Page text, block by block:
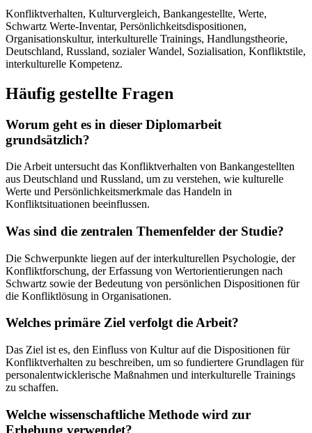
Konfliktverhalten, Kulturvergleich, Bankangestellte, Werte,
Schwartz Werte-Inventar, Persönlichkeitsdispositionen,
Organisationskultur, interkulturelle Trainings, Handlungstheorie,
Deutschland, Russland, sozialer Wandel, Sozialisation, Konfliktstile,
interkulturelle Kompetenz.
Häufig gestellte Fragen
Worum geht es in dieser Diplomarbeit
grundsätzlich?
Die Arbeit untersucht das Konfliktverhalten von Bankangestellten
aus Deutschland und Russland, um zu verstehen, wie kulturelle
Werte und Persönlichkeitsmerkmale das Handeln in
Konfliktsituationen beeinflussen.
Was sind die zentralen Themenfelder der Studie?
Die Schwerpunkte liegen auf der interkulturellen Psychologie, der
Konfliktforschung, der Erfassung von Wertorientierungen nach
Schwartz sowie der Bedeutung von persönlichen Dispositionen für
die Konfliktlösung in Organisationen.
Welches primäre Ziel verfolgt die Arbeit?
Das Ziel ist es, den Einfluss von Kultur auf die Dispositionen für
Konfliktverhalten zu beschreiben, um so fundiertere Grundlagen für
personalentwicklerische Maßnahmen und interkulturelle Trainings
zu schaffen.
Welche wissenschaftliche Methode wird zur
Erhebung verwendet?